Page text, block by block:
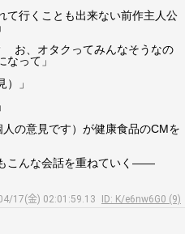
て行くことも出来ない前作主人公
お、オタクってみんなそうなの
って」
」
の意見です）が健康食品のCMを
こんな会話を重ねていく――
17(金) 02:01:59.13
ID: K/e6nw6G0 (9)